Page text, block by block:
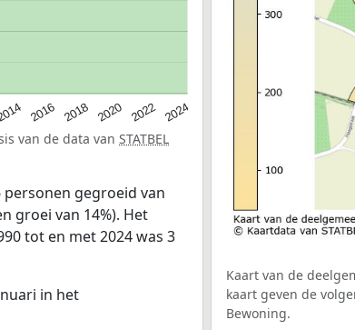
2016 2018 2020 2022 2024
van de data van STATBEL
gegroeid van
groei van 14%). Het
tot en met 2024 was 3
in het
Kaart van de
kaart geven de
Bewoning.